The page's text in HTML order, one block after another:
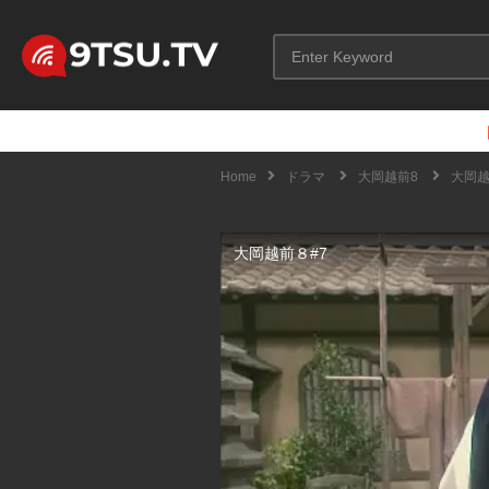
Home ドラマ 大岡越前8 大岡